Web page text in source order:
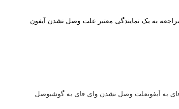
به یک نمایندگی معتبر علت وصل نشدن آیفون
به آیفونعلت وصل نشدن وای فای به گوشیوصل